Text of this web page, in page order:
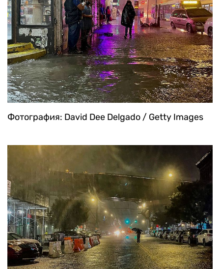
Фотография: David Dee Delgado / Getty Images